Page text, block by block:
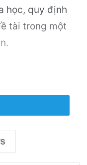
học, quy định
tài trong một
Phá Trong Công